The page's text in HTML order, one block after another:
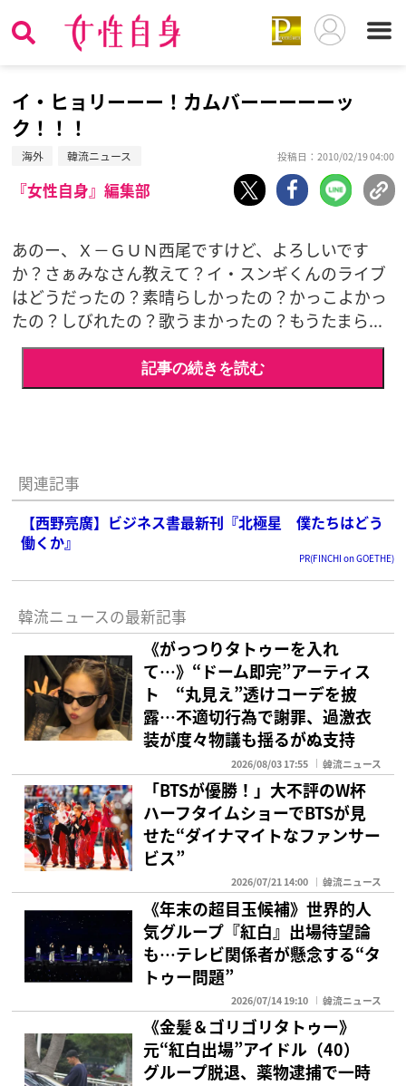
イ・ヒョリーーー！カムバーーーーーッ
ク！！！
海外 韓流ニュース 投稿日：2010/02/19 04:00
『女性自身』編集部
あのー、Ｘ－ＧＵＮ西尾ですけど、よろしいです
か？さぁみなさん教えて？イ・スンギくんのライブ
はどうだったの？素晴らしかったの？かっこよかっ
たの？しびれたの？歌うまかったの？もうたまら...
記事の続きを読む
関連記事
【西野亮廣】ビジネス書最新刊『北極星 僕たちはどう
働くか』
PR(FINCHI on GOETHE)
韓流ニュースの最新記事
《がっつりタトゥーを入れ
て…》“ドーム即完”アーティス
ト “丸見え”透けコーデを披
露…不適切行為で謝罪、過激衣
装が度々物議も揺るがぬ支持
2026/08/03 17:55 韓流ニュース
「BTSが優勝！」大不評のW杯
ハーフタイムショーでBTSが見
せた“ダイナマイトなファンサー
ビス”
2026/07/21 14:00 韓流ニュース
《年末の超目玉候補》世界的人
気グループ『紅白』出場待望論
も…テレビ関係者が懸念する“タ
トゥー問題”
2026/07/14 19:10 韓流ニュース
《金髪＆ゴリゴリタトゥー》
元“紅白出場”アイドル（40）
グループ脱退、薬物逮捕で一時